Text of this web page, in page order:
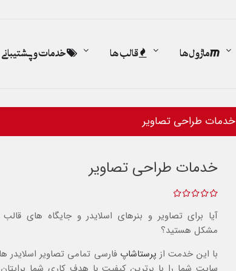
ماژول ها قالب ها خدمات و پشتیبانی
خدمات طراحی تصاویر
خدمات طراحی تصاویر
آیا برای تصاویر و بنرهای اسلایدر و جایگاه های
مشکل هستید؟
با این خدمت از پرستاشاپ فارسی تمامی تصاویر اسلایدر